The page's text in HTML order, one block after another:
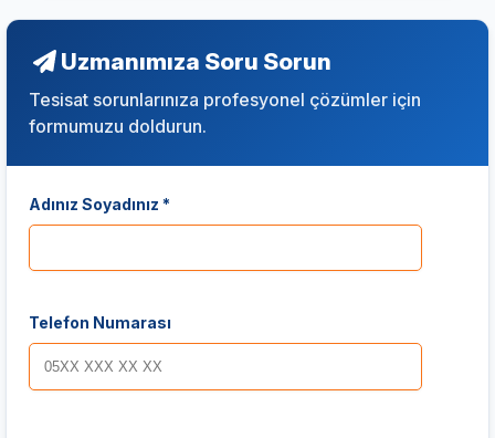
Uzmanımıza Soru Sorun
Tesisat sorunlarınıza profesyonel çözümler için
formumuzu doldurun.
Adınız Soyadınız *
Telefon Numarası